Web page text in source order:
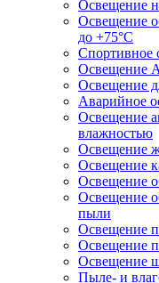
Освещение
Освещение
до +75°C
Спортивное
Освещение
Освещение
Аварийное
Освещение
влажностью
Освещение
Освещение
Освещение
Освещение
пыли
Освещение
Освещение
Освещение
Пыле- и